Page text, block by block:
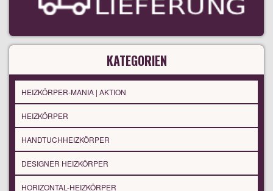
KATEGORIEN
HEIZKÖRPER-MANIA | AKTION
HEIZKÖRPER
HANDTUCHHEIZKÖRPER
DESIGNER HEIZKÖRPER
HORIZONTAL-HEIZKÖRPER